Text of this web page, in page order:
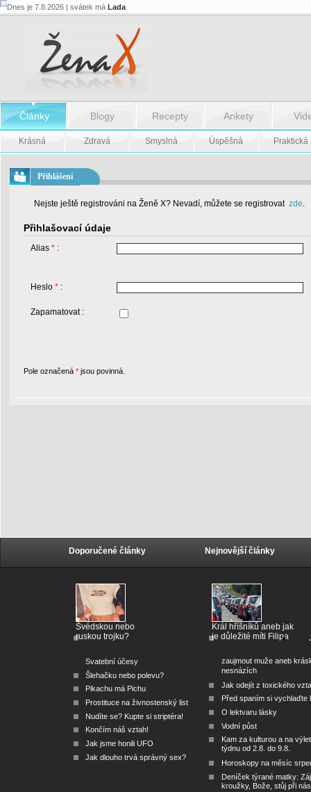
Dnes je 7.8.2026 | svátek má Lada
Články Blogy Recepty Ankety
Krásná Zdravá Smyslná Úspěšná Praktická
Přihlášení
Nejste ještě registrováni na Ženě X? Nevadí, můžete se registrovat zde.
Přihlašovací údaje
Alias * :
Heslo * :
Zapamatovat :
Pole označená * jsou povinná.
Doporučené články
Švédskou nebo
ruskou trojku?
Svatební účesy
Šlehačku nebo polevu?
Pikachu má Pichu
Prostituce na živnostenský list
Nudíte se? Kupte si striptéra!
Končím náš vztah!
Jak jsme honili UFO
Jak dlouho trvá správný sex?
Nejnovější články
Král hříšníků aneb jak
je důležité míti Filipa
zaujmout muže aneb
nesnázích
Jak odejít z toxického
Před spaním si vychlaďte
O lektvaru lásky
Vodní půst
Kam za kulturou a na
týdnu od 2.8. do 9.8.
Horoskopy na měsíc
Deníček týrané matky:
kroužky, Bože, stůj při nás